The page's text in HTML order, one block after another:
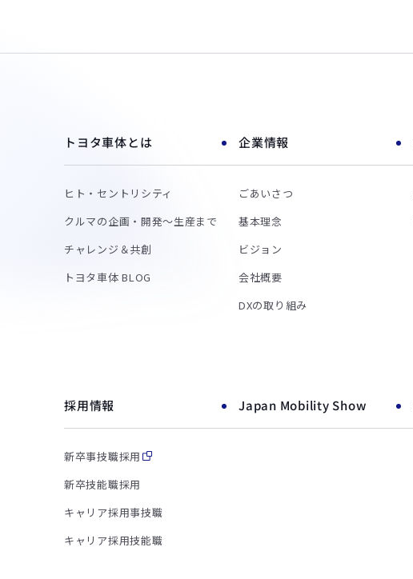
トヨタ車体とは
ヒト・セントリシティ
クルマの企画・開発～生産まで
チャレンジ＆共創
トヨタ車体 BLOG
企業情報
ごあいさつ
基本理念
ビジョン
会社概要
DXの取り組み
採用情報
新卒事技職採用
新卒技能職採用
キャリア採用事技職
キャリア採用技能職
Japan Mobility Show